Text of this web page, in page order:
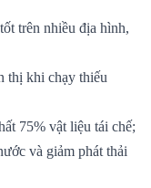
trên nhiều địa hình,
thị khi chạy thiếu
75% vật liệu tái chế;
và giảm phát thải